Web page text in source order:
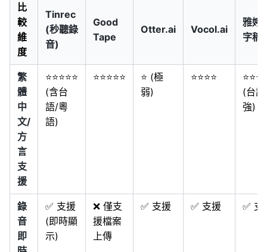
比
較
維
度
Tinrec
(秒聽錄
音)
Good
Tape
Otter.ai Vocol.ai
雅婷
字稿
繁
體
中
文/
方
言
支
援
⭐⭐⭐⭐⭐
(含台
語/粵
語)
⭐⭐⭐⭐⭐
⭐ (極
弱)
⭐⭐⭐⭐
(台語
強)
錄
音
即
✅ 支援
(即時顯
示)
❌ 僅支
援檔案
上傳
✅ 支援 ✅ 支援 ✅ 支